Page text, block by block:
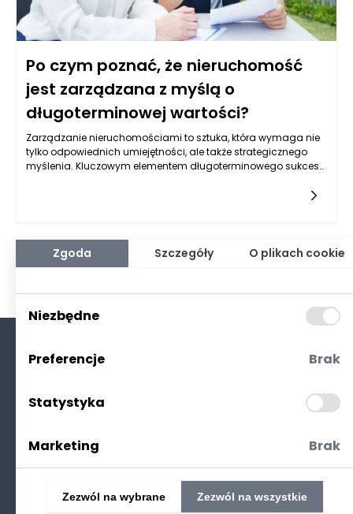
Po czym poznać, że nieruchomość
jest zarządzana z myślą o
długoterminowej wartości?
Zarządzanie nieruchomościami to sztuka, która wymaga nie
tylko odpowiednich umiejętności, ale także strategicznego
myślenia. Kluczowym elementem długoterminowego sukcesu
nieruchomość jest odpowiednio zarządzana, aby utrzymać i
wartości długoterminowej?
Polityka prywatności
Zgoda Szczegóły O plikach cookie
Niezbędne
Preferencje Brak
Statystyka
Marketing Brak
Zezwól na wybrane Zezwól na wszystkie